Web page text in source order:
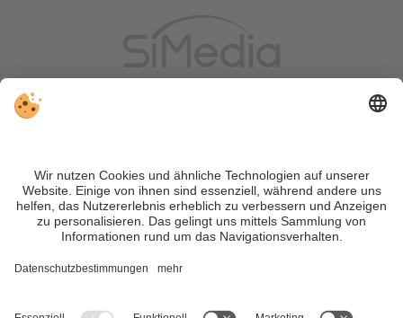
VIVOSüdtirol ist das Reiseportal für alle, die Südtirol nicht nur
tollen Unterkünften und Angeboten.
Trotz genauer Arbeit und ständigem Aktualisieren der Inhalte,
können Fehler auftreten. Wir übernehmen keine Gewähr für
die Richtigkeit und Vollständigkeit aller Informationen.